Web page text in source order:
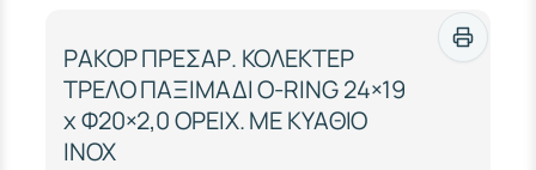
ΡΑΚΟΡ ΠΡΕΣΑΡ. ΚΟΛΕΚΤΕΡ
ΤΡΕΛΟ ΠΑΞΙΜΑΔΙ O-RING 24×19
x Φ20×2,0 ΟΡΕΙΧ. ΜΕ ΚΥΑΘΙΟ
ΙΝΟΧ